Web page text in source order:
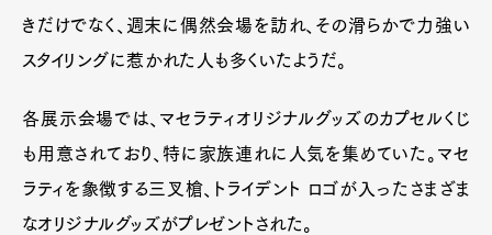
きだけでなく、週末に偶然会場を訪れ、その滑らかで力強い
スタイリングに惹かれた人も多くいたようだ。
各展示会場では、マセラティオリジナルグッズのカプセルくじ
も用意されており、特に家族連れに人気を集めていた。マセ
ラティを象徴する三叉槍、トライデント ロゴが入ったさまざま
なオリジナルグッズがプレゼントされた。